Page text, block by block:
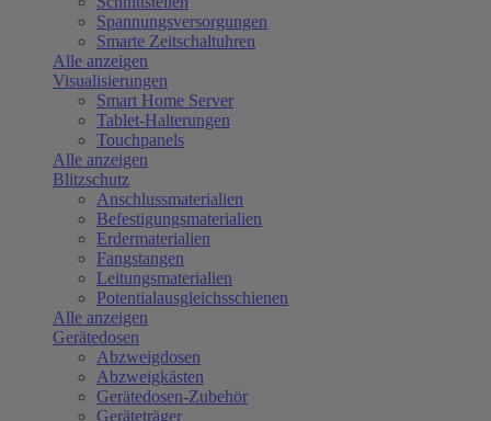
Spannungsversorgungen
Smarte Zeitschaltuhren
Alle anzeigen
Visualisierungen
Smart Home Server
Tablet-Halterungen
Touchpanels
Alle anzeigen
Blitzschutz
Anschlussmaterialien
Befestigungsmaterialien
Erdermaterialien
Fangstangen
Leitungsmaterialien
Potentialausgleichsschienen
Alle anzeigen
Gerätedosen
Abzweigdosen
Abzweigkästen
Gerätedosen-Zubehör
Geräteträger